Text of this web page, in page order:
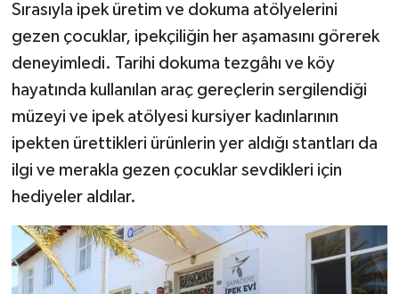
Sırasıyla ipek üretim ve dokuma atölyelerini
gezen çocuklar, ipekçiliğin her aşamasını görerek
deneyimledi. Tarihi dokuma tezgâhı ve köy
hayatında kullanılan araç gereçlerin sergilendiği
müzeyi ve ipek atölyesi kursiyer kadınlarının
ipekten ürettikleri ürünlerin yer aldığı stantları da
ilgi ve merakla gezen çocuklar sevdikleri için
hediyeler aldılar.